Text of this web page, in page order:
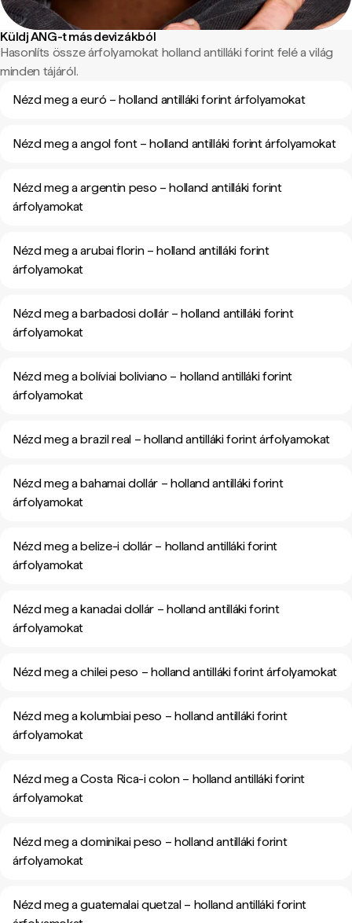
Küldj ANG-t más devizákból
Hasonlíts össze árfolyamokat holland antilláki forint felé a világ
minden tájáról.
Nézd meg a euró – holland antilláki forint árfolyamokat
Nézd meg a angol font – holland antilláki forint árfolyamokat
Nézd meg a argentin peso – holland antilláki forint
árfolyamokat
Nézd meg a arubai florin – holland antilláki forint
árfolyamokat
Nézd meg a barbadosi dollár – holland antilláki forint
árfolyamokat
Nézd meg a bolíviai boliviano – holland antilláki forint
árfolyamokat
Nézd meg a brazil real – holland antilláki forint árfolyamokat
Nézd meg a bahamai dollár – holland antilláki forint
árfolyamokat
Nézd meg a belize-i dollár – holland antilláki forint
árfolyamokat
Nézd meg a kanadai dollár – holland antilláki forint
árfolyamokat
Nézd meg a chilei peso – holland antilláki forint árfolyamokat
Nézd meg a kolumbiai peso – holland antilláki forint
árfolyamokat
Nézd meg a Costa Rica-i colon – holland antilláki forint
árfolyamokat
Nézd meg a dominikai peso – holland antilláki forint
árfolyamokat
Nézd meg a guatemalai quetzal – holland antilláki forint